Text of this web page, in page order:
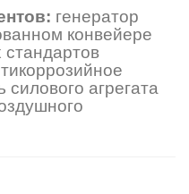
генератор
конвейере
силового агрегата